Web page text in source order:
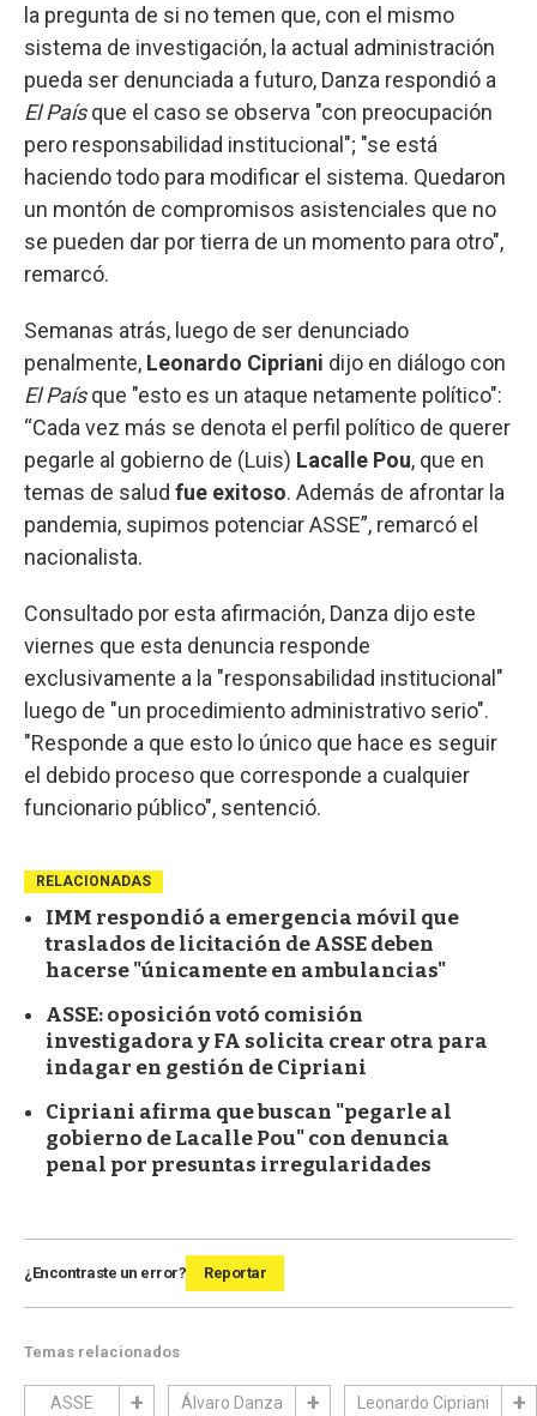
la pregunta de si no temen que, con el mismo
sistema de investigación, la actual administración
pueda ser denunciada a futuro, Danza respondió a
El Paísque el caso se observa "con preocupación
pero responsabilidad institucional"; "se está
haciendo todo para modificar el sistema. Quedaron
un montón de compromisos asistenciales que no
se pueden dar por tierra de un momento para otro",
remarcó.
Semanas atrás, luego de ser denunciado
penalmente, Leonardo Cipriani dijo en diálogo con
El Paísque "esto es un ataque netamente político":
“Cada vez más se denota el perfil político de querer
pegarle al gobierno de (Luis) Lacalle Pou, que en
temas de salud fue exitoso. Además de afrontar la
pandemia, supimos potenciar ASSE”, remarcó el
nacionalista.
Consultado por esta afirmación, Danza dijo este
viernes que esta denuncia responde
exclusivamente a la "responsabilidad institucional"
luego de "un procedimiento administrativo serio".
"Responde a que esto lo único que hace es seguir
el debido proceso que corresponde a cualquier
funcionario público", sentenció.
RELACIONADAS
IMM respondió a emergencia móvil que
traslados de licitación de ASSE deben
hacerse "únicamente en ambulancias"
ASSE: oposición votó comisión
investigadora y FA solicita crear otra para
indagar en gestión de Cipriani
Cipriani afirma que buscan "pegarle al
gobierno de Lacalle Pou" con denuncia
penal por presuntas irregularidades
¿Encontraste un error? Reportar
Temas relacionados
ASSE Álvaro Danza Leonardo Cipriani